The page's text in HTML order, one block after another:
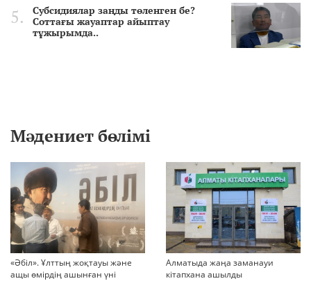
Субсидиялар заңды төленген бе?
Соттағы жауаптар айыптау
тұжырымда..
Мәдениет бөлімі
«Әбіл». Ұлттың жоқтауы және
ащы өмірдің ашынған үні
Алматыда жаңа заманауи
кітапхана ашылды